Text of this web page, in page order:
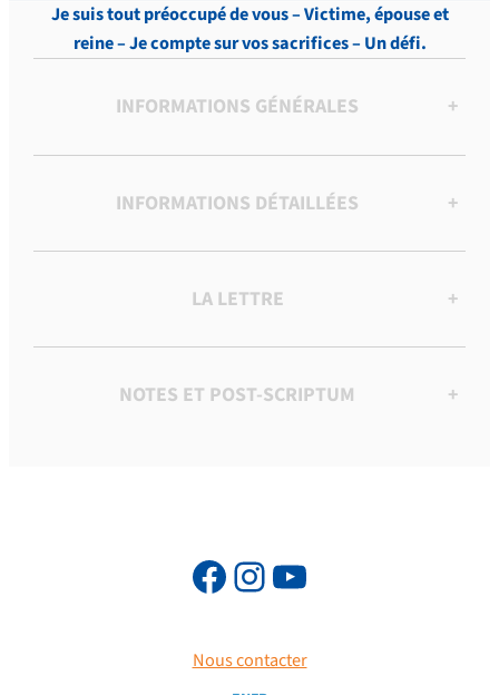
Je suis tout préoccupé de vous – Victime, épouse et
reine – Je compte sur vos sacrifices – Un défi.
INFORMATIONS GÉNÉRALES +
INFORMATIONS DÉTAILLÉES +
LA LETTRE +
NOTES ET POST-SCRIPTUM +
Nous contacter